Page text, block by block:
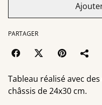
PARTAGER
Tableau réalisé avec
châssis de 24x30 cm.